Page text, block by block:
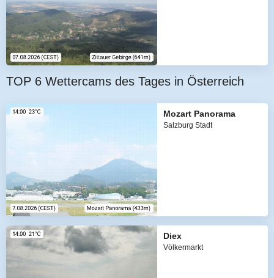
TOP 6 Wettercams des Tages in Österreich
Mozart Panorama
Salzburg Stadt
Diex
Völkermarkt